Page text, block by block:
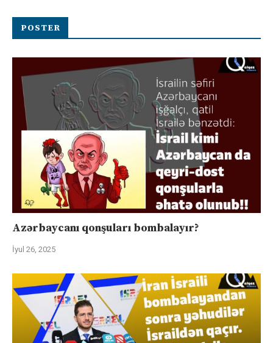
POSTER
Azərbaycanı qonşuları bombalayır?
İyul 26, 2025